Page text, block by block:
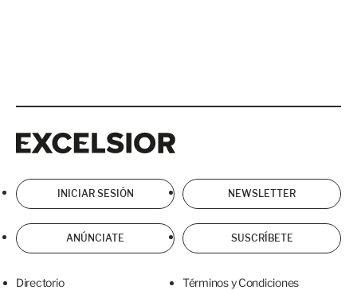
INICIAR SESIÓN NEWSLETTER
ANÚNCIATE SUSCRÍBETE
Directorio Términos y Condiciones